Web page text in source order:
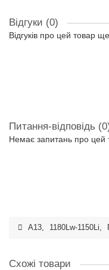
Відгуки (0)
Відгуків про цей товар
Питання-відповідь
Немає запитань про цей
A13, 1180Lw-1150Li,
Схожі товари